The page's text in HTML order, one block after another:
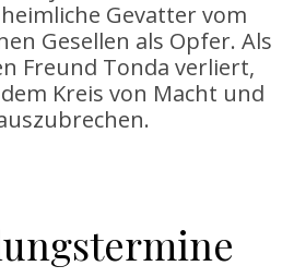
Gevatter vom
Gesellen als Opfer. Als
Freund Tonda verliert,
Kreis von Macht und